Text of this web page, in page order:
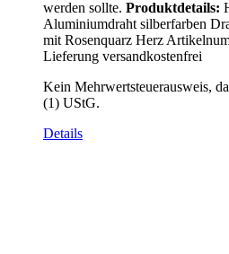
werden sollte. Produktdetails:
Aluminiumdraht silberfarben
mit Rosenquarz Herz
Lieferung versandkostenfrei
Kein Mehrwertsteuerausweis,
(1) UStG.
Details